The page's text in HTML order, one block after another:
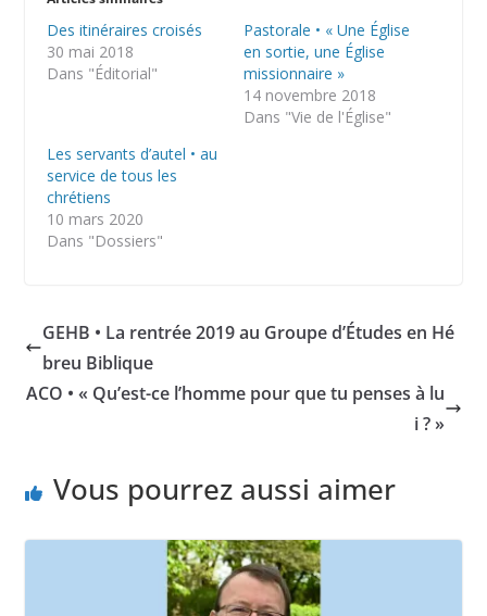
Des itinéraires croisés
30 mai 2018
Dans "Éditorial"
Pastorale • « Une Église
en sortie, une Église
missionnaire »
14 novembre 2018
Dans "Vie de l'Église"
Les servants d’autel • au
service de tous les
chrétiens
10 mars 2020
Dans "Dossiers"
GEHB • La rentrée 2019 au Groupe d’Études en Hé
breu Biblique
ACO • « Qu’est-ce l’homme pour que tu penses à lu
i ? »
Vous pourrez aussi aimer